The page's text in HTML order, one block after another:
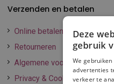
Verzenden en betalen
Online betalen
Retourneren
Algemene voorwaarden
Privacy & Cookie policy
Deze
gebruik
We
advertenties
verkeer te